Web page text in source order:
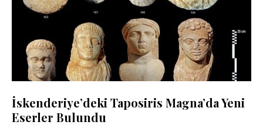
İskenderiye’deki Taposiris Magna’da Yeni
Eserler Bulundu